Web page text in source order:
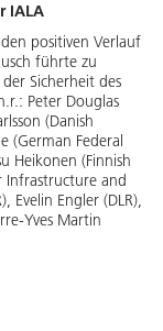
IALA
positiven Verlauf
führte zu
Sicherheit des
Peter Douglas
(Danish
(German Federal
Heikonen (Finnish
Infrastructure and
Evelin Engler (DLR),
Yves Martin